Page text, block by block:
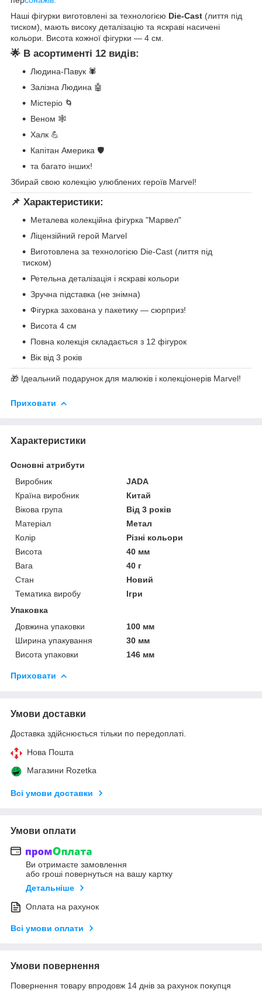
Наші фігурки виготовлені за технологією Die-Cast (лиття під
тиском), мають високу деталізацію та яскраві насичені
кольори. Висота кожної фігурки — 4 см.
🌟 В асортименті 12 видів:
Людина-Павук 🕷️
Залізна Людина 🤖
Містеріо 🌀
Веном 🕸️
Халк 💪
Капітан Америка 🛡️
та багато інших!
Збирай свою колекцію улюблених героїв Marvel!
📌 Характеристики:
Металева колекційна фігурка "Марвел"
Ліцензійний герой Marvel
Виготовлена за технологією Die-Cast (лиття під
тиском)
Ретельна деталізація і яскраві кольори
Зручна підставка (не знімна)
Фігурка захована у пакетику — сюрприз!
Висота 4 см
Повна колекція складається з 12 фігурок
Вік від 3 років
🎁 Ідеальний подарунок для малюків і колекціонерів Marvel!
Приховати
Характеристики
Основні атрибути
Виробник
JADA
Країна виробник
Китай
Вікова група
Від 3 років
Матеріал
Метал
Колір
Різні кольори
Висота
40 мм
Вага
40 г
Стан
Новий
Тематика виробу
Ігри
Упаковка
Довжина упаковки
100 мм
Ширина упакування
30 мм
Висота упаковки
146 мм
Приховати
Умови доставки
Доставка здійснюється тільки по передоплаті.
Нова Пошта
Магазини Rozetka
Всі умови доставки
Умови оплати
Ви отримаєте замовлення
або гроші повернуться на вашу картку
Детальніше
Оплата на рахунок
Всі умови оплати
Умови повернення
Повернення товару впродовж 14 днів за рахунок покупця